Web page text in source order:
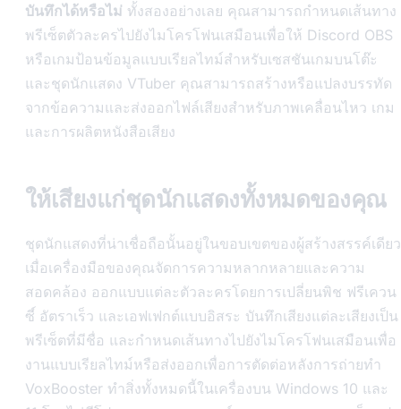
บันทึกได้หรือไม่ ทั้งสองอย่างเลย คุณสามารถกำหนดเส้นทาง
พรีเซ็ตตัวละครไปยังไมโครโฟนเสมือนเพื่อให้ Discord OBS
หรือเกมป้อนข้อมูลแบบเรียลไทม์สำหรับเซสชันเกมบนโต๊ะ
และชุดนักแสดง VTuber คุณสามารถสร้างหรือแปลงบรรทัด
จากข้อความและส่งออกไฟล์เสียงสำหรับภาพเคลื่อนไหว เกม
และการผลิตหนังสือเสียง
ให้เสียงแก่ชุดนักแสดงทั้งหมดของคุณ
ชุดนักแสดงที่น่าเชื่อถือนั้นอยู่ในขอบเขตของผู้สร้างสรรค์เดียว
เมื่อเครื่องมือของคุณจัดการความหลากหลายและความ
สอดคล้อง ออกแบบแต่ละตัวละครโดยการเปลี่ยนพิช ฟรีเควน
ซี์ อัตราเร็ว และเอฟเฟกต์แบบอิสระ บันทึกเสียงแต่ละเสียงเป็น
พรีเซ็ตที่มีชื่อ และกำหนดเส้นทางไปยังไมโครโฟนเสมือนเพื่อ
งานแบบเรียลไทม์หรือส่งออกเพื่อการตัดต่อหลังการถ่ายทำ
VoxBooster ทำสิ่งทั้งหมดนี้ในเครื่องบน Windows 10 และ